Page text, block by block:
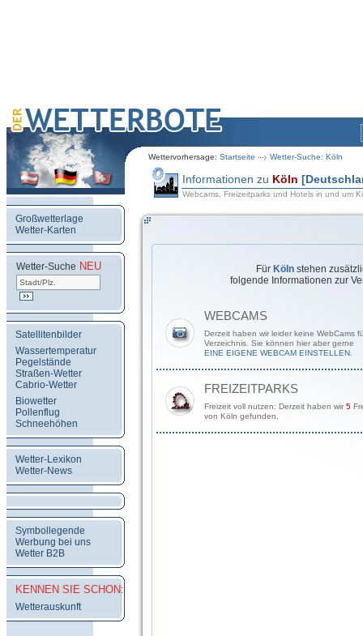
Wettervorhersage: Startseite Wetter-Suche: Köln
Großwetterlage
Wetter-Karten
Wetter-Suche NEU
Satellitenbilder
Wassertemperatur
Pegelstände
Straßen-Wetter
Cabrio-Wetter
Biowetter
Pollenflug
Schneehöhen
Wetter-Lexikon
Wetter-News
Symbollegende
Werbung bei uns
Wetter B2B
KENNEN SIE SCHON:
Wetterauskunft
Informationen zu Köln
Webcams, Freizeitparks und Hotels in und um
Für Kölnstehen
folgende Informationen zur
WEBCAMS
Derzeit haben wir leider keine WebCams
Verzeichnis. Sie können hier aber gerne
EINE EIGENE WEBCAM EINSTELLEN.
FREIZEITPARKS
Freizeit voll nutzen: Derzeit haben wir 5
von Köln gefunden.